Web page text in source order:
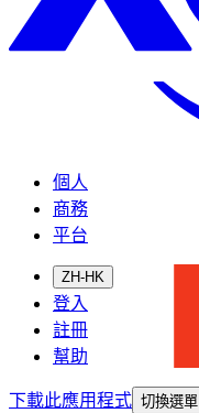
個人
商務
平台
ZH-HK
登入
註冊
幫助
下載此應用程式 切換選單